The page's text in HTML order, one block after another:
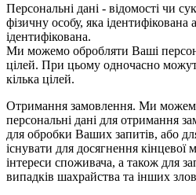
Персональні дані - відомості чи
фізичну особу, яка
ідентифікована.
Ми можемо обробляти Ваші
цілей. При цьому одночасно
кілька цілей.
Отримання замовлення. Ми
персональні дані для отримання
для обробки Ваших запитів, або
існувати для досягнення кінцевої
інтереси споживача, а також для
випадків шахрайства та інших